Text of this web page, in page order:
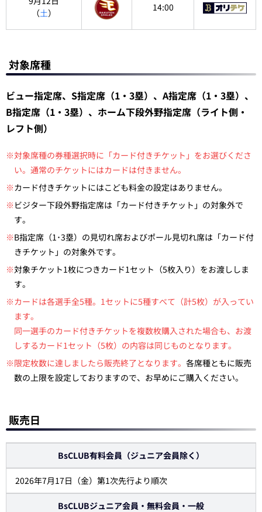
（土） 14:00
対象席種
ビュー指定席、S指定席（1・3塁）、A指定席（1・3塁）、
B指定席（1・3塁）、ホーム下段外野指定席（ライト側・
レフト側）
※対象席種の券種選択時に「カード付きチケット」をお選びくださ
い。通常のチケットにはカードは付きません。
※カード付きチケットにはこども料金の設定はありません。
※ ビジター下段外野指定席は「カード付きチケット」の対象外で
す。
※B指定席（1･3塁）の見切れ席およびポール見切れ席は「カード付
きチケット」の対象外です。
※対象チケット1枚につきカード1セット（5枚入り）をお渡ししま
す。
※カードは各選手全5種。1セットに5種すべて（計5枚）が入ってい
ます。
同一選手のカード付きチケットを複数枚購入された場合も、お渡
しするカード1セット（5枚）の内容は同じものとなります。
※限定枚数に達しましたら販売終了となります。 各席種ともに販売
数の上限を設定しておりますので、お早めにご購入ください。
販売日
BsCLUB有料会員（ジュニア会員除く）
2026年7月17日（金）第1次先行より順次
BsCLUBジュニア会員・無料会員・一般